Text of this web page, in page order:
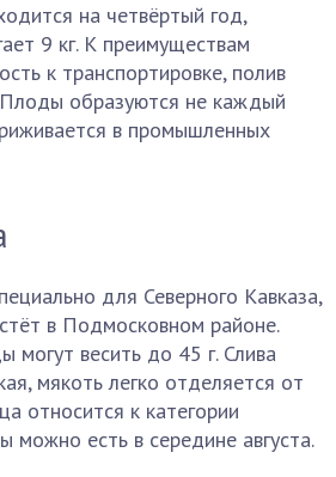
на четвёртый год,
9 кг. К преимуществам
к транспортировке, полив
Плоды образуются не каждый
в промышленных
для Северного Кавказа,
в Подмосковном районе.
могут весить до 45 г. Слива
мякоть легко отделяется от
относится к категории
можно есть в середине августа.